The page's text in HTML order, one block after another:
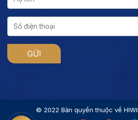
© 2022 Bản quyền thuộc về